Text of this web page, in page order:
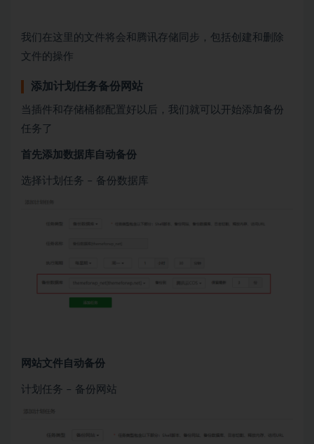
我们在这里的文件将会和腾讯存储同步，包括创建和删除
文件的操作
添加计划任务备份网站
当插件和存储桶都配置好以后，我们就可以开始添加备份
任务了
首先添加数据库自动备份
选择计划任务 – 备份数据库
网站文件自动备份
计划任务 – 备份网站